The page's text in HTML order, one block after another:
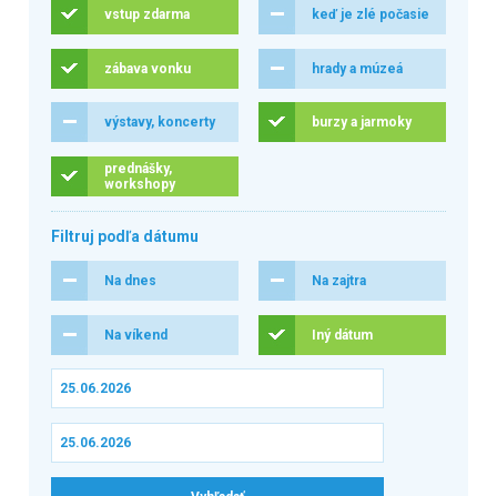
vstup zdarma keď je zlé počasie
zábava vonku hrady a múzeá
výstavy, koncerty burzy a jarmoky
prednášky,
workshopy
Filtruj podľa dátumu
Na dnes Na zajtra
Na víkend Iný dátum